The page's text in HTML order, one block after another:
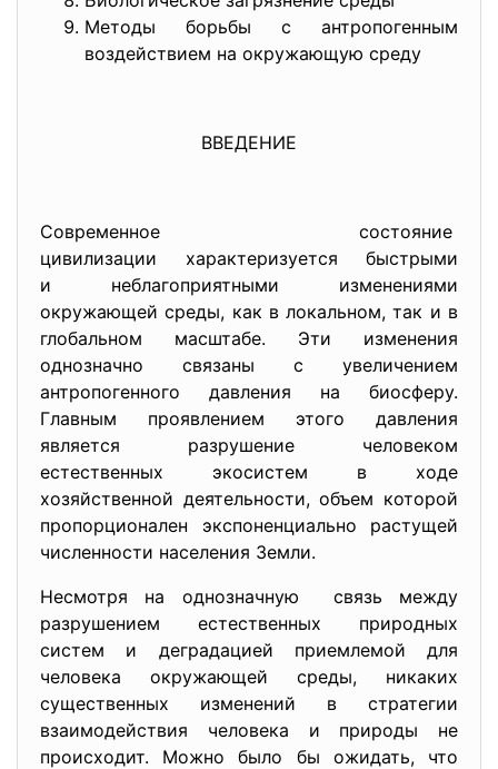
Методы борьбы с антропогенным
воздействием на окружающую среду
ВВЕДЕНИЕ
Современное состояние
цивилизации характеризуется быстрыми
и неблагоприятными изменениями
окружающей среды, как в локальном, так и в
глобальном масштабе. Эти изменения
однозначно связаны с увеличением
антропогенного давления на биосферу.
Главным проявлением этого давления
является разрушение человеком
естественных экосистем в ходе
хозяйственной деятельности, объем которой
пропорционален экспоненциально растущей
численности населения Земли.
Несмотря на однозначную связь между
разрушением естественных природных
систем и деградацией приемлемой для
человека окружающей среды, никаких
существенных изменений в стратегии
взаимодействия человека и природы не
происходит. Можно было бы ожидать, что